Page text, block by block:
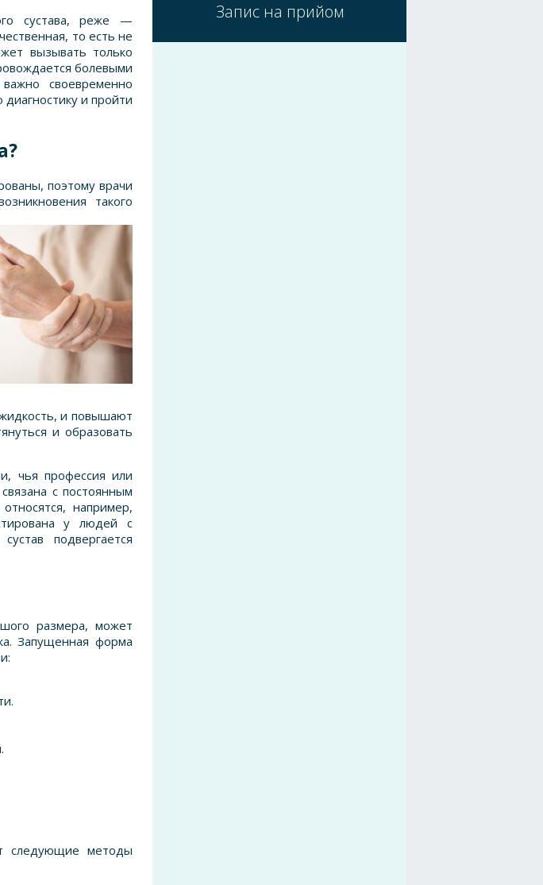
сустава, реже —
то есть не
вызывать только
болевыми
своевременно
и пройти
поэтому врачи
такого
и повышают
и образовать
чья профессия или
с постоянным
например,
у людей с
подвергается
размера, может
Запущенная форма
следующие методы
Запис на прийом